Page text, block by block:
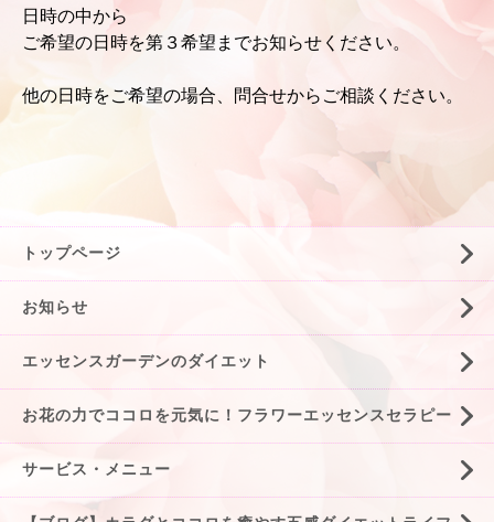
日時の中から
ご希望の日時を第３希望までお知らせくださ い。
他の日時をご希望の場合、問合せからご相談ください。
トップページ
お知らせ
エッセンスガーデンのダイエット
お花の力でココロを元気に！フラワーエッセンスセラピー
サービス・メニュー